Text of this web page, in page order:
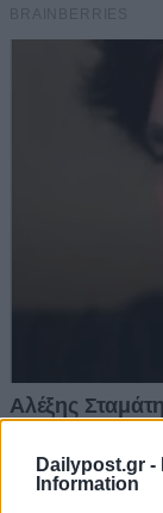
Dailypost.gr -
Information